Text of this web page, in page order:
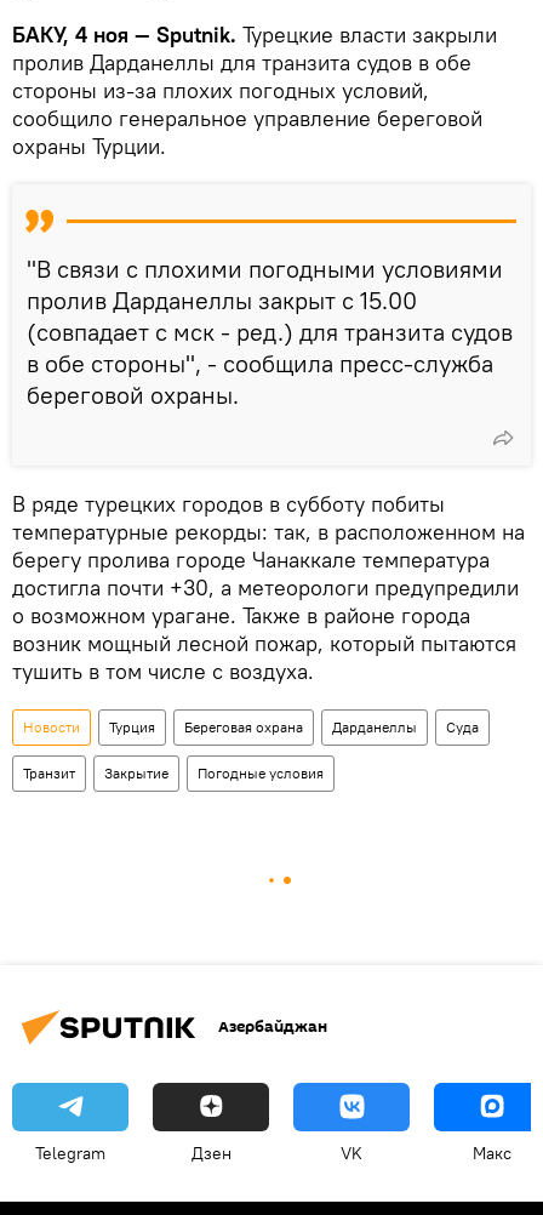
БАКУ, 4 ноя — Sputnik. Турецкие власти закрыли
пролив Дарданеллы для транзита судов в обе
стороны из-за плохих погодных условий,
сообщило генеральное управление береговой
охраны Турции.
"В связи с плохими погодными условиями
пролив Дарданеллы закрыт с 15.00
(совпадает с мск - ред.) для транзита судов
в обе стороны", - сообщила пресс-служба
береговой охраны.
В ряде турецких городов в субботу побиты
температурные рекорды: так, в расположенном на
берегу пролива городе Чанаккале температура
достигла почти +30, а метеорологи предупредили
о возможном урагане. Также в районе города
возник мощный лесной пожар, который пытаются
тушить в том числе с воздуха.
Новости Турция Береговая охрана Дарданеллы Суда
Транзит Закрытие Погодные условия
Азербайджан
Telegram Дзен VK Макс